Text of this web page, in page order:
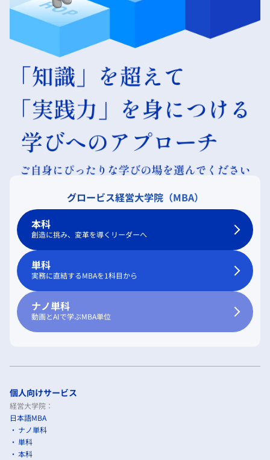
グロービス経営大学院（MBA）
本科
創造に挑み、変革を導くリーダーへ
単科
実務に直結するMBAを1科目から
ナノ単科
動画とAIで学ぶMBA単位
個人向けサービス
経営大学院：
日本語MBA
ナノ単科
単科
本科